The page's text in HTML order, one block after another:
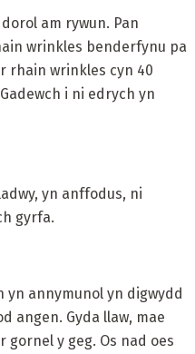
am rywun. Pan
wrinkles benderfynu pa
rhain wrinkles cyn 40
i ni edrych yn
yn anffodus, ni
gyrfa.
yn annymunol yn digwydd
angen. Gyda llaw, mae
y geg. Os nad oes